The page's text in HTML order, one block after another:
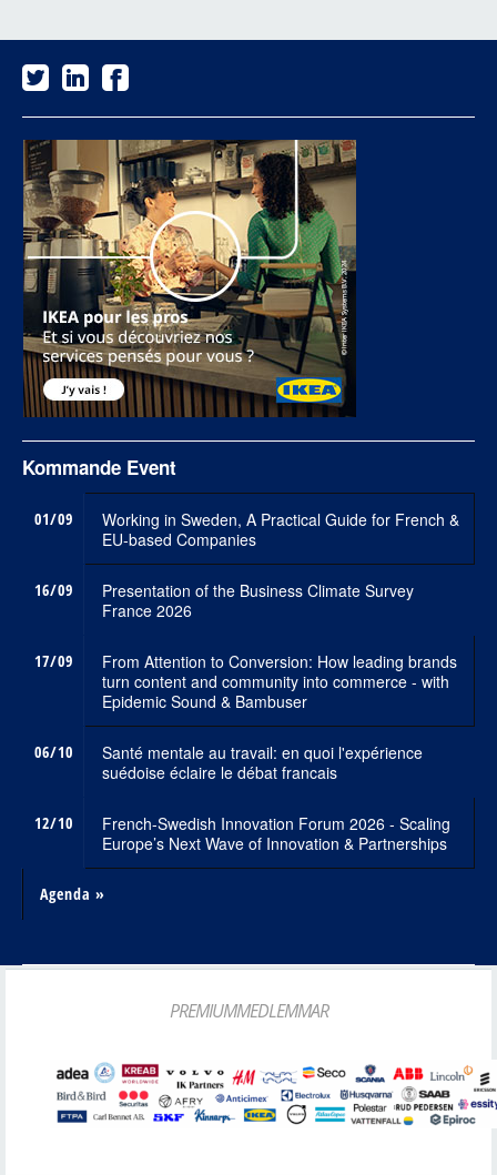
Kommande Event
01/09
Working in Sweden, A Practical Guide for French &
EU-based Companies
16/09
Presentation of the Business Climate Survey
France 2026
17/09
From Attention to Conversion: How leading brands
turn content and community into commerce - with
Epidemic Sound & Bambuser
06/10
Santé mentale au travail: en quoi l'expérience
suédoise éclaire le débat francais
12/10
French-Swedish Innovation Forum 2026 - Scaling
Europe’s Next Wave of Innovation & Partnerships
Agenda »
PREMIUMMEDLEMMAR